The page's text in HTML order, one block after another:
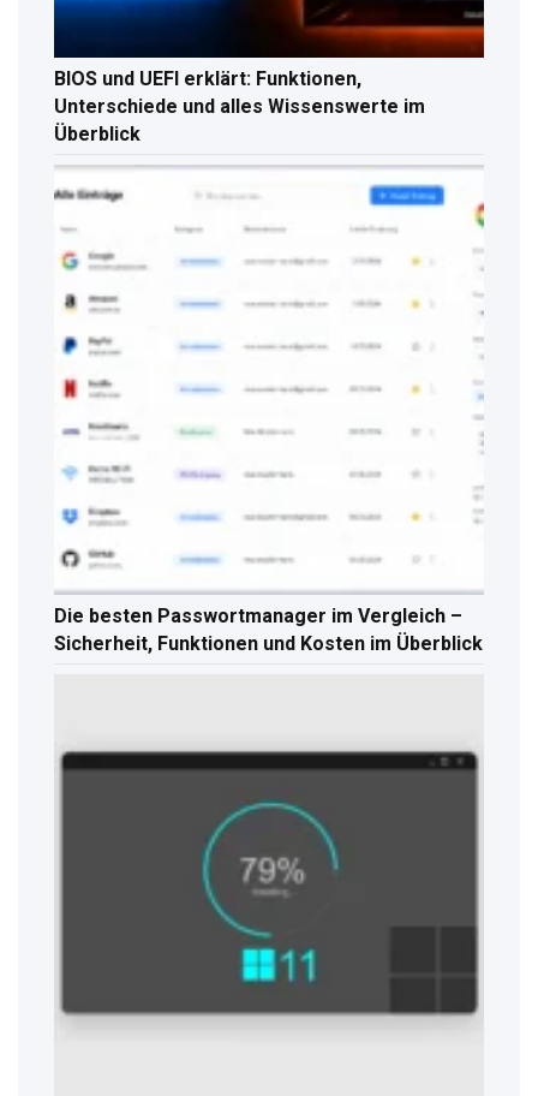
BIOS und UEFI erklärt: Funktionen,
Unterschiede und alles Wissenswerte im
Überblick
Die besten Passwortmanager im Vergleich –
Sicherheit, Funktionen und Kosten im Überblick